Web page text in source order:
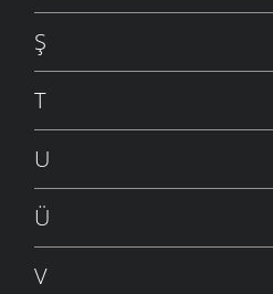
Ş
T
U
Ü
V